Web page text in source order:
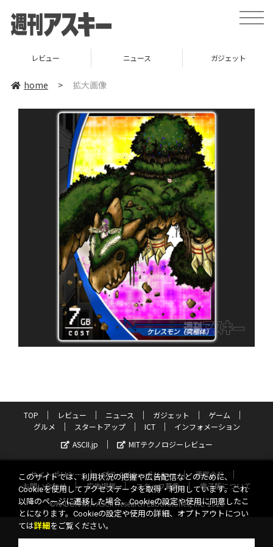
toggle
レビュー ニュース ガジェット
home > 拡大画像
TOP レビュー ニュース ガジェット
ゲーム
グルメ
スタートアップ ICT
インフォメーション
ASCII.jp
MITテクノロジーレビュー
サイトポリシー プライバシーポリシー
運営会社
お問い合わせ
広告掲載 スタッフ募集
電子版について
©KADOKAWA ASCII Research Laboratories, Inc. 2026
このサイトでは、利用状況の把握や広告配信などのために、
Cookieを使用してアクセスデータを取得・利用しています。これ
以降のページに遷移した場合、Cookieの設定や使用に同意したこ
とになります。Cookieの設定や使用の詳細、オプトアウトについ
ては詳細 をご覧ください。